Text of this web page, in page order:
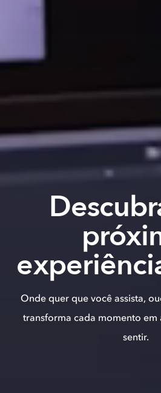
Onde quer que você assista,
transforma cada momento
sentir.